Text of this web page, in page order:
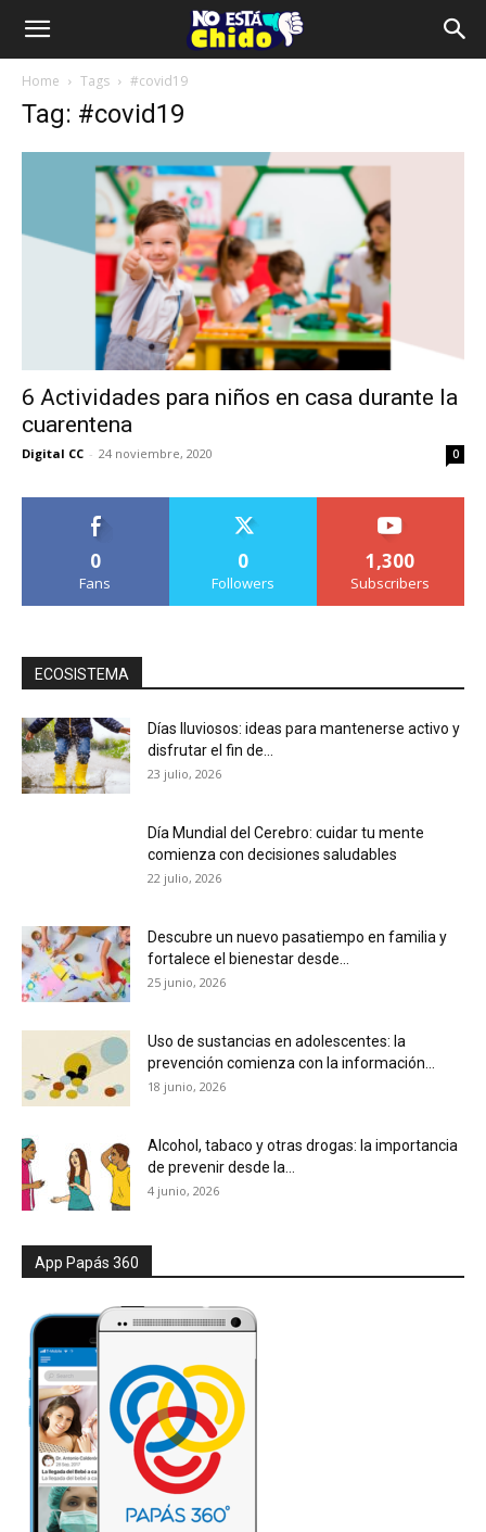
Home Tags #covid19
Tag: #covid19
6 Actividades para niños en casa durante la
cuarentena
Digital CC - 24 noviembre, 2020 0
0
Fans
0
Followers
1,300
Subscribers
ECOSISTEMA
Días lluviosos: ideas para mantenerse activo y
disfrutar el fin de...
23 julio, 2026
Día Mundial del Cerebro: cuidar tu mente
comienza con decisiones saludables
22 julio, 2026
Descubre un nuevo pasatiempo en familia y
fortalece el bienestar desde...
25 junio, 2026
Uso de sustancias en adolescentes: la
prevención comienza con la información...
18 junio, 2026
Alcohol, tabaco y otras drogas: la importancia
de prevenir desde la...
4 junio, 2026
App Papás 360